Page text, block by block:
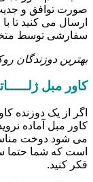
صورت توافق و
ارسال می کنید تا
سفارشی توسط
بهترین دوزندگان
کاور مبل
اگر از یک دوزنده
کاور مبل آماده
می شود دوخت
است که شما حتما
قکر کنید.